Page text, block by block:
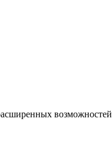
возможностей